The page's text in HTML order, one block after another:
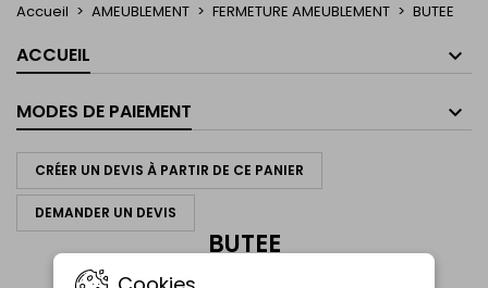
Accueil AMEUBLEMENT FERMETURE AMEUBLEMENT BUTEE
ACCUEIL
MODES DE PAIEMENT
CRÉER UN DEVIS À PARTIR DE CE PANIER
DEMANDER UN DEVIS
BUTEE